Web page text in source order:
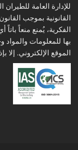
للإدارة العامة للطيران
الفكرية، يُمنع منعاً
بها للمعلومات
الموقع الإلكتروني.